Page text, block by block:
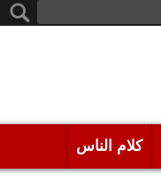
كلام الناس